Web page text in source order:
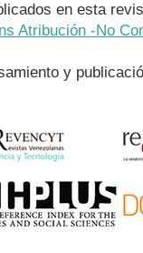
en esta
Atribución -No
y